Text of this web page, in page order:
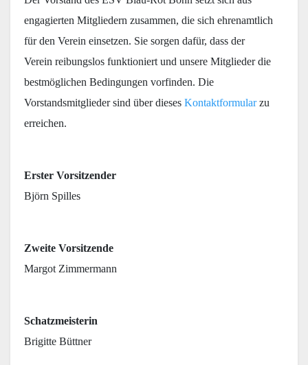
engagierten Mitgliedern zusammen, die sich ehrenamtlich
für den Verein einsetzen. Sie sorgen dafür, dass der
Verein reibungslos funktioniert und unsere Mitglieder die
bestmöglichen Bedingungen vorfinden. Die
Vorstandsmitglieder sind über dieses Kontaktformularzu
erreichen.
Erster Vorsitzender
Björn Spilles
Zweite Vorsitzende
Margot Zimmermann
Schatzmeisterin
Brigitte Büttner